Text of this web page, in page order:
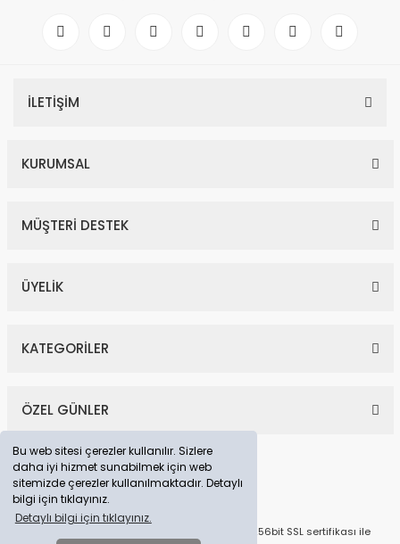
Bu web sitesi çerezler kullanılır. Sizlere
daha iyi hizmet sunabilmek için web
sitemizde çerezler kullanılmaktadır. Detaylı
bilgi için tıklayınız.
Detaylı bilgi için tıklayınız.
İLETİŞİM
KURUMSAL
MÜŞTERİ DESTEK
ÜYELİK
KATEGORİLER
ÖZEL GÜNLER
© Tüm Hakları Saklıdır. Kredi kartı bilgileriniz 256bit SSL sertifikası ile